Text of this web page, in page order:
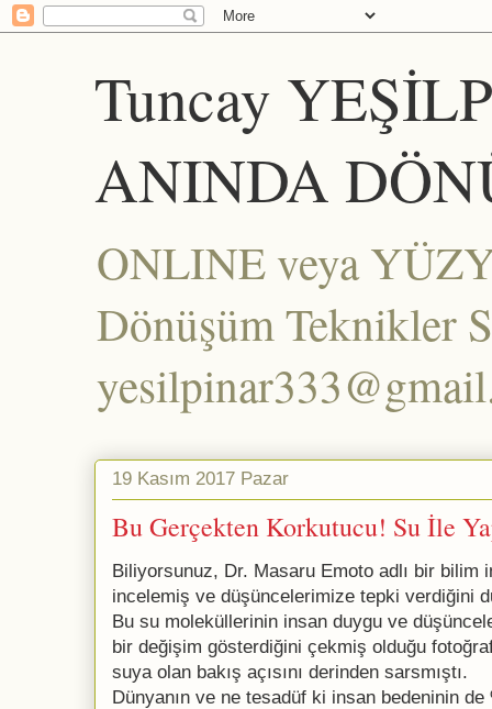
Tuncay
ANINDA
ONLINE veya
Dönüşüm Teknikler
19 Kasım 2017 Pazar
Bu Gerçekten Korkutucu! Su İle
Biliyorsunuz, Dr. Masaru Emoto adlı bir bilim
incelemiş ve düşüncelerimize tepki verdiğini
Bu su moleküllerinin insan duygu ve
bir değişim gösterdiğini çekmiş olduğu
suya olan bakış açısını derinden sarsmıştı.
Dünyanın ve ne tesadüf ki insan bedeninin